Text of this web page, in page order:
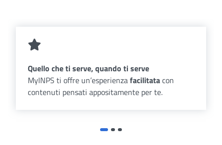
Quello che ti serve, quando ti serve
MyINPS ti offre un’esperienzafacilitatacon
contenuti pensati appositamente per te.